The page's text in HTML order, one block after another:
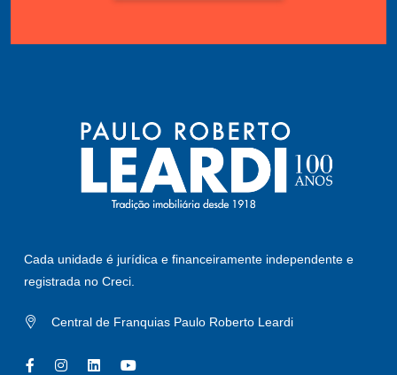
Cada unidade é jurídica e financeiramente independente e
registrada no Creci.
Central de Franquias Paulo Roberto Leardi